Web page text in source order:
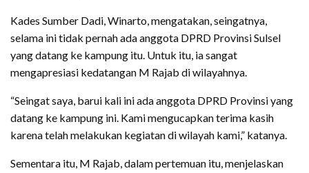
Kades Sumber Dadi, Winarto, mengatakan, seingatnya,
selama ini tidak pernah ada anggota DPRD Provinsi Sulsel
yang datang ke kampung itu. Untuk itu, ia sangat
mengapresiasi kedatangan M Rajab di wilayahnya.
“Seingat saya, barui kali ini ada anggota DPRD Provinsi yang
datang ke kampung ini. Kami mengucapkan terima kasih
karena telah melakukan kegiatan di wilayah kami,” katanya.
Sementara itu, M Rajab, dalam pertemuan itu, menjelaskan